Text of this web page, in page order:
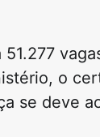
o
se deve